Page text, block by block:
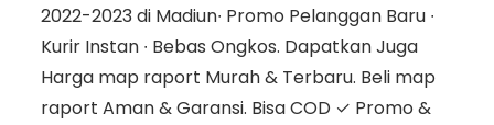
2022-2023 di Madiun∙ Promo Pelanggan Baru ∙
Kurir Instan ∙ Bebas Ongkos. Dapatkan Juga
Harga map raport Murah & Terbaru. Beli map
raport Aman & Garansi. Bisa COD ✓ Promo &